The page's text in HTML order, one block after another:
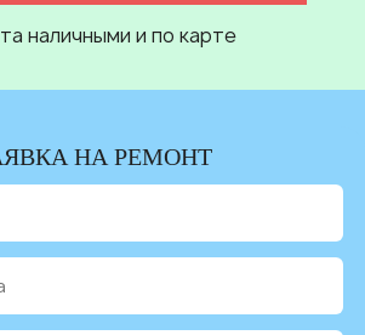
наличными и по карте
НА РЕМОНТ